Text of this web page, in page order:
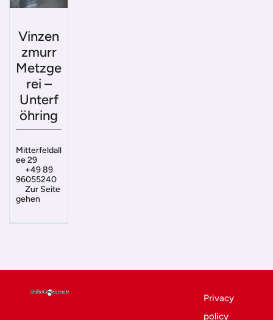
Vinzen
zmurr
Metzge
rei –
Unterf
öhring
Mitterfeldall
ee 29
+49 89
96055240
Zur Seite
gehen
Privacy
policy